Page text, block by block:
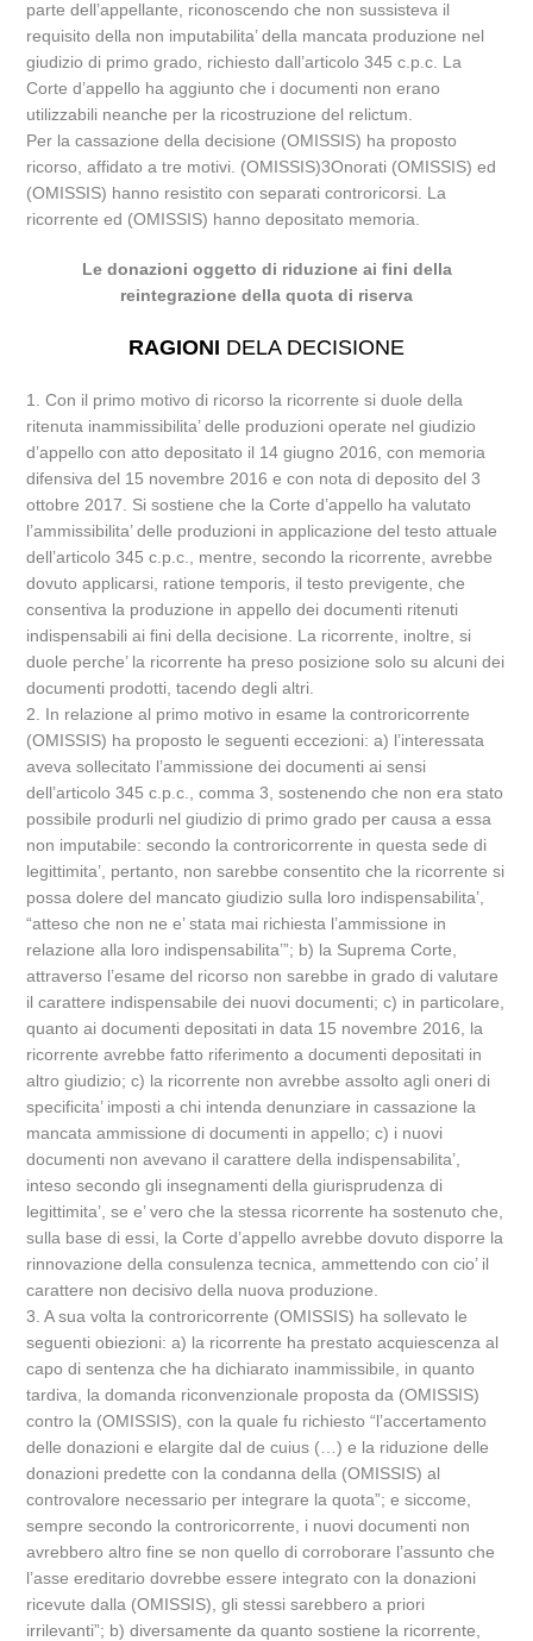
parte dell’appellante, riconoscendo che non sussisteva il
requisito della non imputabilita’ della mancata produzione nel
giudizio di primo grado, richiesto dall’articolo 345 c.p.c. La
Corte d’appello ha aggiunto che i documenti non erano
utilizzabili neanche per la ricostruzione del relictum.
Per la cassazione della decisione (OMISSIS) ha proposto
ricorso, affidato a tre motivi. (OMISSIS)3Onorati (OMISSIS) ed
(OMISSIS) hanno resistito con separati controricorsi. La
ricorrente ed (OMISSIS) hanno depositato memoria.
Le donazioni oggetto di riduzione ai fini della
reintegrazione della quota di riserva
RAGIONI DELA DECISIONE
1. Con il primo motivo di ricorso la ricorrente si duole della
ritenuta inammissibilita’ delle produzioni operate nel giudizio
d’appello con atto depositato il 14 giugno 2016, con memoria
difensiva del 15 novembre 2016 e con nota di deposito del 3
ottobre 2017. Si sostiene che la Corte d’appello ha valutato
l’ammissibilita’ delle produzioni in applicazione del testo attuale
dell’articolo 345 c.p.c., mentre, secondo la ricorrente, avrebbe
dovuto applicarsi, ratione temporis, il testo previgente, che
consentiva la produzione in appello dei documenti ritenuti
indispensabili ai fini della decisione. La ricorrente, inoltre, si
duole perche’ la ricorrente ha preso posizione solo su alcuni dei
documenti prodotti, tacendo degli altri.
2. In relazione al primo motivo in esame la controricorrente
(OMISSIS) ha proposto le seguenti eccezioni: a) l’interessata
aveva sollecitato l’ammissione dei documenti ai sensi
dell’articolo 345 c.p.c., comma 3, sostenendo che non era stato
possibile produrli nel giudizio di primo grado per causa a essa
non imputabile: secondo la controricorrente in questa sede di
legittimita’, pertanto, non sarebbe consentito che la ricorrente si
possa dolere del mancato giudizio sulla loro indispensabilita’,
“atteso che non ne e’ stata mai richiesta l’ammissione in
relazione alla loro indispensabilita’”; b) la Suprema Corte,
attraverso l’esame del ricorso non sarebbe in grado di valutare
il carattere indispensabile dei nuovi documenti; c) in particolare,
quanto ai documenti depositati in data 15 novembre 2016, la
ricorrente avrebbe fatto riferimento a documenti depositati in
altro giudizio; c) la ricorrente non avrebbe assolto agli oneri di
specificita’ imposti a chi intenda denunziare in cassazione la
mancata ammissione di documenti in appello; c) i nuovi
documenti non avevano il carattere della indispensabilita’,
inteso secondo gli insegnamenti della giurisprudenza di
legittimita’, se e’ vero che la stessa ricorrente ha sostenuto che,
sulla base di essi, la Corte d’appello avrebbe dovuto disporre la
rinnovazione della consulenza tecnica, ammettendo con cio’ il
carattere non decisivo della nuova produzione.
3. A sua volta la controricorrente (OMISSIS) ha sollevato le
seguenti obiezioni: a) la ricorrente ha prestato acquiescenza al
capo di sentenza che ha dichiarato inammissibile, in quanto
tardiva, la domanda riconvenzionale proposta da (OMISSIS)
contro la (OMISSIS), con la quale fu richiesto “l’accertamento
delle donazioni e elargite dal de cuius (…) e la riduzione delle
donazioni predette con la condanna della (OMISSIS) al
controvalore necessario per integrare la quota”; e siccome,
sempre secondo la controricorrente, i nuovi documenti non
avrebbero altro fine se non quello di corroborare l’assunto che
l’asse ereditario dovrebbe essere integrato con la donazioni
ricevute dalla (OMISSIS), gli stessi sarebbero a priori
irrilevanti”; b) diversamente da quanto sostiene la ricorrente,